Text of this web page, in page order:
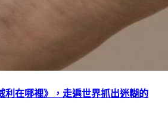
利在哪裡》，走遍世界抓出迷糊的